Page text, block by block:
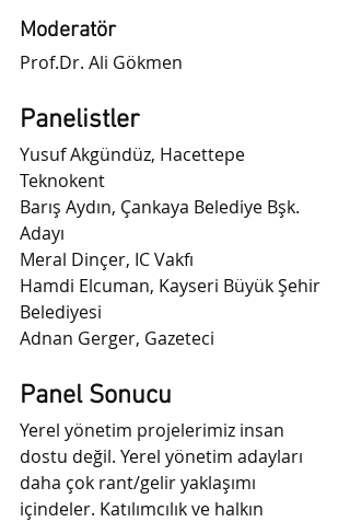
Moderatör
Prof.Dr. Ali Gökmen
Panelistler
Yusuf Akgündüz, Hacettepe
Teknokent
Barış Aydın, Çankaya Belediye Bşk.
Adayı
Meral Dinçer, IC Vakfı
Hamdi Elcuman, Kayseri Büyük Şehir
Belediyesi
Adnan Gerger, Gazeteci
Panel Sonucu
Yerel yönetim projelerimiz insan
dostu değil. Yerel yönetim adayları
daha çok rant/gelir yaklaşımı
içindeler. Katılımcılık ve halkın